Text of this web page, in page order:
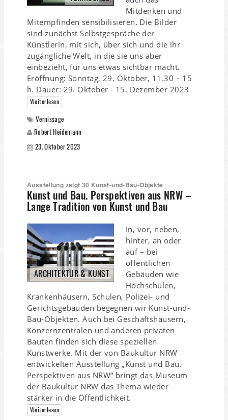
Mitdenken und
Mitempfinden sensibilisieren. Die Bilder
sind zunächst Selbstgespräche der
Künstlerin, mit sich, über sich und die ihr
zugängliche Welt, in die sie uns aber
einbezieht, für uns etwas sichtbar macht.
Eröffnung: Sonntag, 29. Oktober, 11.30 – 15
h. Dauer: 29. Oktober - 15. Dezember 2023
Weiterlesen
Vernissage
Robert Heidemann
23. Oktober 2023
Ausstellung zeigt 30 Kunst-und-Bau-Objekte
Kunst und Bau. Perspektiven aus NRW –
Lange Tradition von Kunst und Bau
ARCHITEKTUR & KUNST
In, vor, neben,
hinter, an oder
auf – bei
öffentlichen
Gebäuden wie
Hochschulen,
Krankenhäusern, Schulen, Polizei- und
Gerichtsgebäuden begegnen wir Kunst-und-
Bau-Objekten. Auch bei Geschäftshäusern,
Konzernzentralen und anderen privaten
Bauten finden sich diese speziellen
Kunstwerke. Mit der von Baukultur NRW
entwickelten Ausstellung „Kunst und Bau.
Perspektiven aus NRW“ bringt das Museum
der Baukultur NRW das Thema wieder
stärker in die Öffentlichkeit.
Weiterlesen